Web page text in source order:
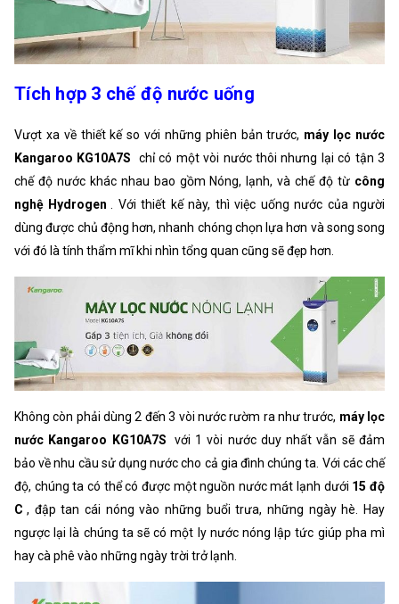
Tích hợp 3 chế độ nước uống
Vượt xa về thiết kế so với những phiên bản trước, máy lọc nước
Kangaroo KG10A7S
chỉ có một vòi nước thôi nhưng lại có tận 3
chế độ nước khác nhau bao gồm Nóng, lạnh, và chế độ từ công
nghệ Hydrogen
. Với thiết kế này, thì việc uống nước của người
dùng được chủ động hơn, nhanh chóng chọn lựa hơn và song song
với đó là tính thẩm mĩ khi nhìn tổng quan cũng sẽ đẹp hơn.
Không còn phải dùng 2 đến 3 vòi nước rườm ra như trước, máy lọc
nước Kangaroo KG10A7S
với 1 vòi nước duy nhất vẫn sẽ đảm
bảo về nhu cầu sử dụng nước cho cả gia đình chúng ta. Với các chế
độ, chúng ta có thể có được một nguồn nước mát lạnh dưới 15 độ
C , đập tan cái nóng vào những buổi trưa, những ngày hè. Hay
ngược lại là chúng ta sẽ có một ly nước nóng lập tức giúp pha mì
hay cà phê vào những ngày trời trở lạnh.